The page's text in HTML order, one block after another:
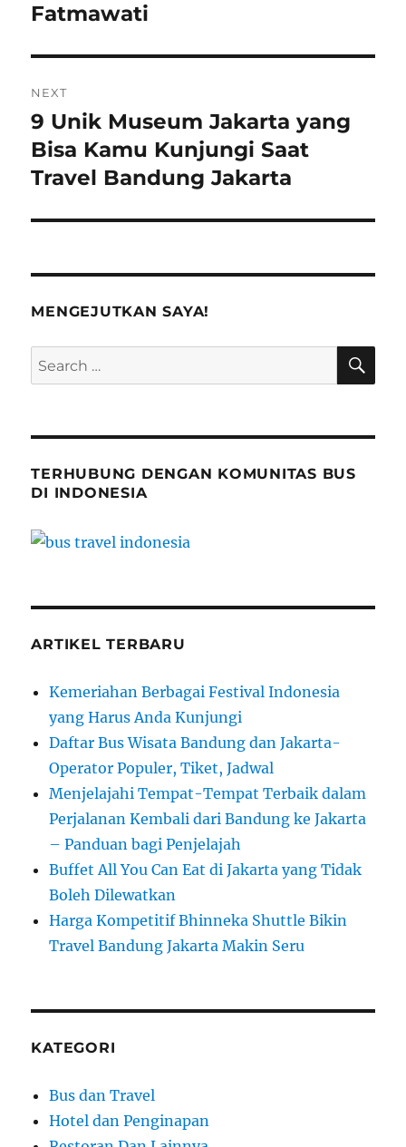
Fatmawati
NEXT
Next
post:
9 Unik Museum Jakarta yang
Bisa Kamu Kunjungi Saat
Travel Bandung Jakarta
MENGEJUTKAN SAYA!
Search
for:
TERHUBUNG DENGAN KOMUNITAS BUS
DI INDONESIA
ARTIKEL TERBARU
Kemeriahan Berbagai Festival Indonesia
yang Harus Anda Kunjungi
Daftar Bus Wisata Bandung dan Jakarta-
Operator Populer, Tiket, Jadwal
Menjelajahi Tempat-Tempat Terbaik dalam
Perjalanan Kembali dari Bandung ke Jakarta
– Panduan bagi Penjelajah
Buffet All You Can Eat di Jakarta yang Tidak
Boleh Dilewatkan
Harga Kompetitif Bhinneka Shuttle Bikin
Travel Bandung Jakarta Makin Seru
KATEGORI
Bus dan Travel
Hotel dan Penginapan